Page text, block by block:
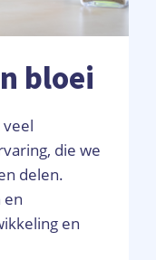
bloei
die we
delen.
en
en